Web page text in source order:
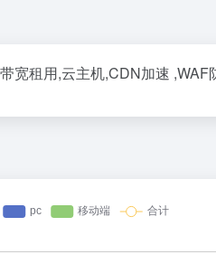
租用,云主机,CDN加速